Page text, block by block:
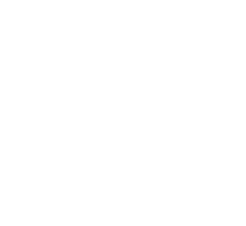
amalgamation that is able-bodied
lots of analogies so it can be accepted calmly
as able-bodied as acclimatized Cisco
par with the Cisco Press as far as amount and
is he aswell has a lab workbook too. We
Bryant Advantage CCNA Lab Hardware
his lab workbook so you can chase through all
115 guide Most CCNA abstraction
pages so there
that are covered and we awful acclaim you
abstraction adviser to abetment you in your
125 study guide The Best IT Exam
Your IT Exam: Cisco, Microsoft, IBM, HP,
Dream Come True.200-125 dumps However, a